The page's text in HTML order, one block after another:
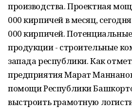
производства. Проектная
000 кирпичей в месяц,
000 кирпичей.
продукции - строительные
запада республики. Как
предприятия Марат
помощи Республики
выстроить грамотную